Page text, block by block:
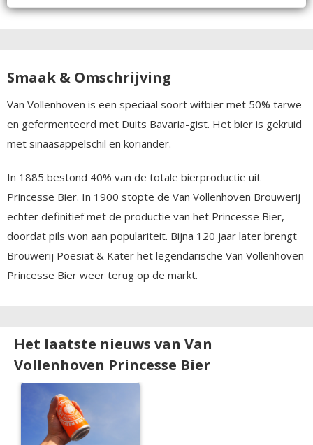
Smaak & Omschrijving
Van Vollenhoven is een speciaal soort witbier met 50% tarwe
en gefermenteerd met Duits Bavaria-gist. Het bier is gekruid
met sinaasappelschil en koriander.
In 1885 bestond 40% van de totale bierproductie uit
Princesse Bier. In 1900 stopte de Van Vollenhoven Brouwerij
echter definitief met de productie van het Princesse Bier,
doordat pils won aan populariteit. Bijna 120 jaar later brengt
Brouwerij Poesiat & Kater het legendarische Van Vollenhoven
Princesse Bier weer terug op de markt.
Het laatste nieuws van Van
Vollenhoven Princesse Bier